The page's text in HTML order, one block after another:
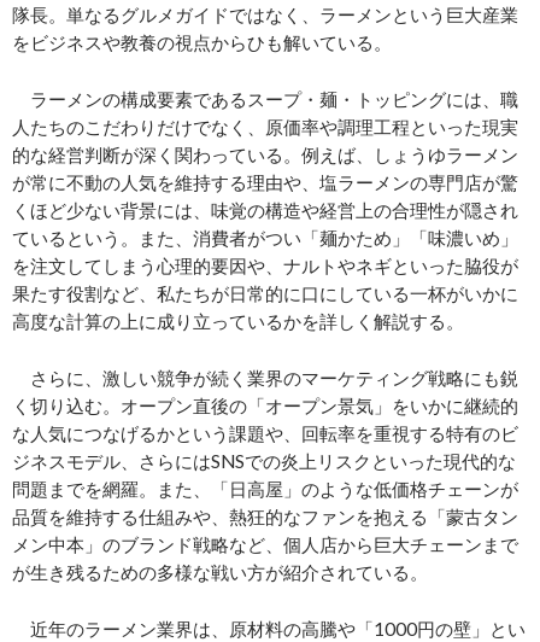
隊長。単なるグルメガイドではなく、ラーメンという巨大産業
をビジネスや教養の視点からひも解いている。
ラーメンの構成要素であるスープ・麺・トッピングには、職
人たちのこだわりだけでなく、原価率や調理工程といった現実
的な経営判断が深く関わっている。例えば、しょうゆラーメン
が常に不動の人気を維持する理由や、塩ラーメンの専門店が驚
くほど少ない背景には、味覚の構造や経営上の合理性が隠され
ているという。また、消費者がつい「麺かため」「味濃いめ」
を注文してしまう心理的要因や、ナルトやネギといった脇役が
果たす役割など、私たちが日常的に口にしている一杯がいかに
高度な計算の上に成り立っているかを詳しく解説する。
さらに、激しい競争が続く業界のマーケティング戦略にも鋭
く切り込む。オープン直後の「オープン景気」をいかに継続的
な人気につなげるかという課題や、回転率を重視する特有のビ
ジネスモデル、さらにはSNSでの炎上リスクといった現代的な
問題までを網羅。また、「日高屋」のような低価格チェーンが
品質を維持する仕組みや、熱狂的なファンを抱える「蒙古タン
メン中本」のブランド戦略など、個人店から巨大チェーンまで
が生き残るための多様な戦い方が紹介されている。
近年のラーメン業界は、原材料の高騰や「1000円の壁」とい